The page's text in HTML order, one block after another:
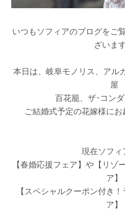
いつもソフィアのブログをご
ざいま
本日は、岐阜モノリス、アル
屋
百花籠、ザ･コン
ご結婚式予定の花嫁様に
現在ソフィ
【春婚応援フェア】や【リゾ
ア】
【スペシャルクーポン付き
ア】